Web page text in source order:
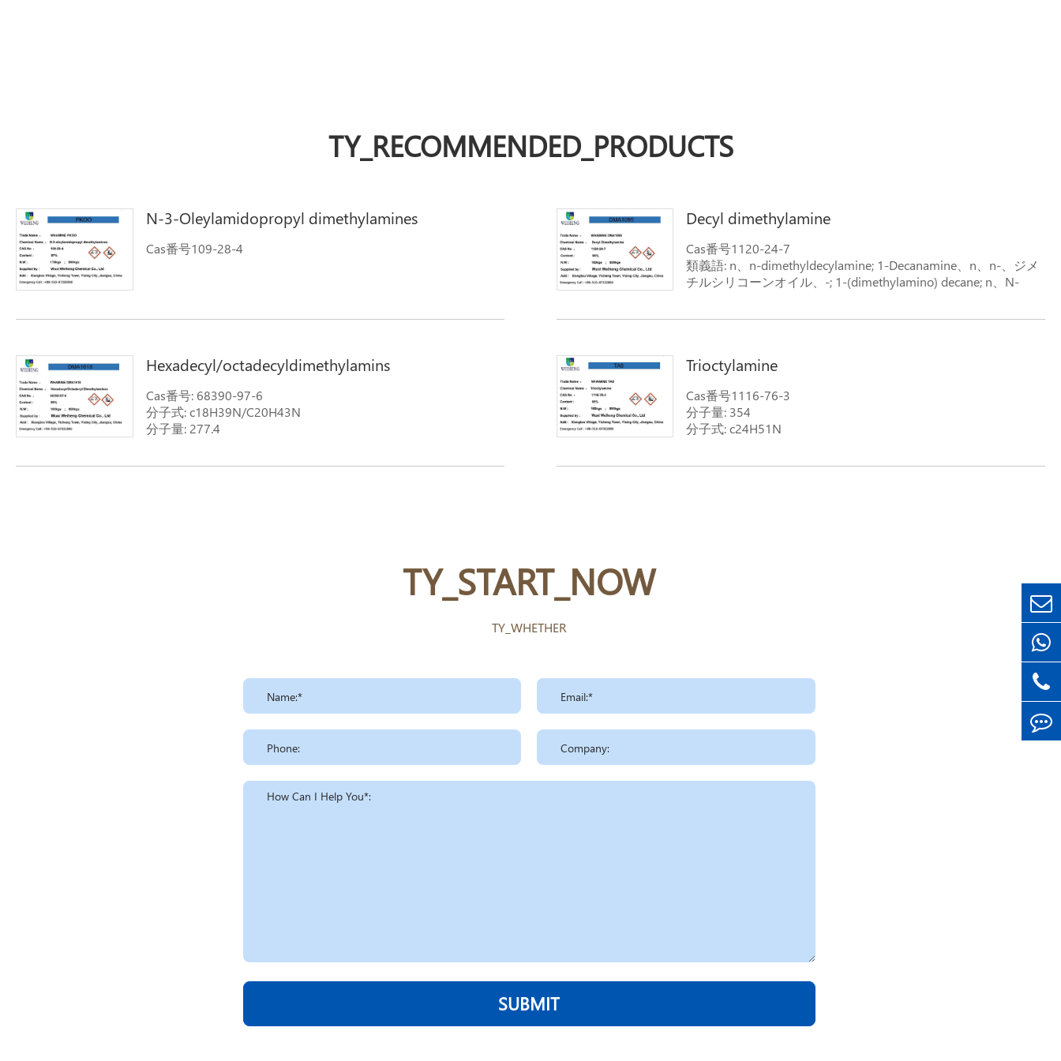
TY_RECOMMENDED_PRODUCTS
N-3-Oleylamidopropyl dimethylamines
Cas番号109-28-4
Decyl dimethylamine
Cas番号1120-24-7
類義語: n、n-dimethyldecylamine; 1-Decanamine、n、n-、ジメ
チルシリコーンオイル、-; 1-(dimethylamino) decane; n、N-
Hexadecyl/octadecyldimethylamins
Cas番号: 68390-97-6
分子式: c18H39N/C20H43N
分子量: 277.4
Trioctylamine
Cas番号1116-76-3
分子量: 354
分子式: c24H51N
TY_START_NOW
TY_WHETHER
SUBMIT